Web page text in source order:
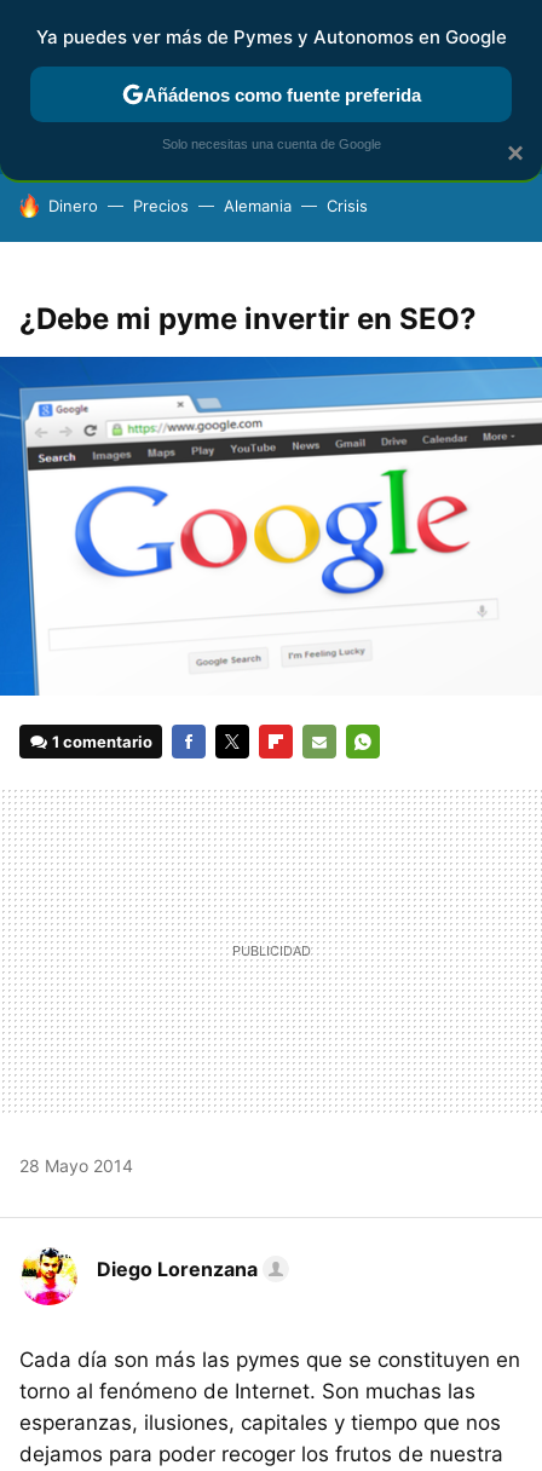
FISCALIDAD Y CONTABILIDAD KIT DIGITAL RENTA
HOY SE HABLA DE
Dinero Precios Alemania Crisis
¿Debe mi pyme invertir en SEO?
1 comentario
MAIL
28 Mayo 2014
Diego Lorenzana
Cada día son más las pymes que se constituyen en
torno al fenómeno de Internet. Son muchas las
esperanzas, ilusiones, capitales y tiempo que nos
dejamos para poder recoger los frutos de nuestra
×
Ya puedes ver más de Pymes y Autonomos en Google
Añádenos como fuente preferida
Solo necesitas una cuenta de Google